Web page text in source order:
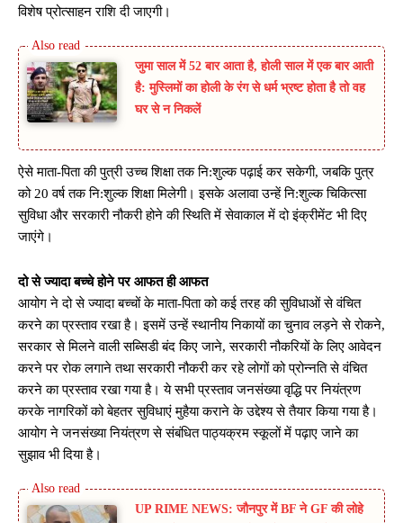
विशेष प्रोत्साहन राशि दी जाएगी।
जुमा साल में 52 बार आता है, होली साल में एक बार आती
है: मुस्लिमों का होली के रंग से धर्म भ्रष्ट होता है तो वह
घर से न निकलें
ऐसे माता-पिता की पुत्री उच्च शिक्षा तक नि:शुल्क पढ़ाई कर सकेगी, जबकि पुत्र
को 20 वर्ष तक नि:शुल्क शिक्षा मिलेगी। इसके अलावा उन्हें नि:शुल्क चिकित्सा
सुविधा और सरकारी नौकरी होने की स्थिति में सेवाकाल में दो इंक्रीमेंट भी दिए
जाएंगे।
दो से ज्यादा बच्चे होने पर आफत ही आफत
आयोग ने दो से ज्यादा बच्चों के माता-पिता को कई तरह की सुविधाओं से वंचित
करने का प्रस्ताव रखा है। इसमें उन्हें स्थानीय निकायों का चुनाव लड़ने से रोकने,
सरकार से मिलने वाली सब्सिडी बंद किए जाने, सरकारी नौकरियों के लिए आवेदन
करने पर रोक लगाने तथा सरकारी नौकरी कर रहे लोगों को प्रोन्नति से वंचित
करने का प्रस्ताव रखा गया है। ये सभी प्रस्ताव जनसंख्या वृद्धि पर नियंत्रण
करके नागरिकों को बेहतर सुविधाएं मुहैया कराने के उद्देश्य से तैयार किया गया है।
आयोग ने जनसंख्या नियंत्रण से संबंधित पाठ्यक्रम स्कूलों में पढ़ाए जाने का
सुझाव भी दिया है।
UP RIME NEWS: जौनपुर में BF ने GF की लोहे